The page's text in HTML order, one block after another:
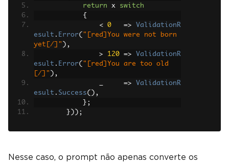
return x switch
{
<
0 =>
ValidationR
esult . Error( "[red]You were not born
yet[/]" ),
>
120 =>
ValidationR
esult . Error( "[red]You are too old
[/]" ),
=>
ValidationR
esult . Success(),
};
}));
Nesse caso, o prompt não apenas converte os